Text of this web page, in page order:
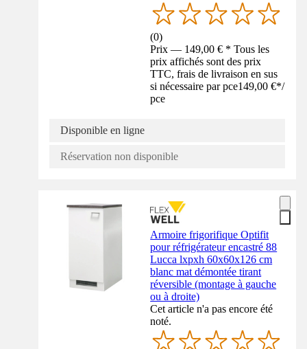
(0)
Prix — 149,00 € * Tous les
prix affichés sont des prix
TTC, frais de livraison en sus
si nécessaire par pce149,00 €*/
pce
Disponible en ligne
Réservation non disponible
Armoire frigorifique Optifit
pour réfrigérateur encastré 88
Lucca lxpxh 60x60x126 cm
blanc mat démontée tirant
réversible (montage à gauche
ou à droite)
Cet article n'a pas encore été
noté.